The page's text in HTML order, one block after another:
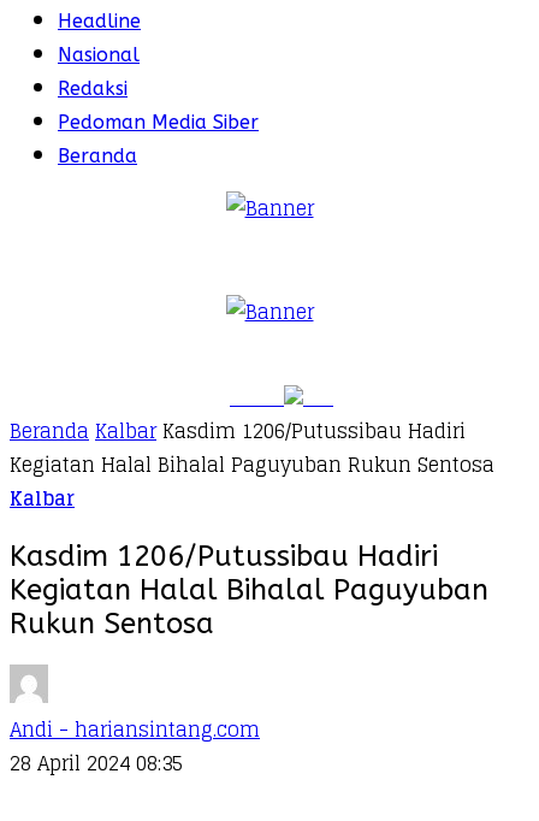
Headline
Nasional
Redaksi
Pedoman Media Siber
Beranda
BerandaKalbarKasdim 1206/Putussibau Hadiri
Kegiatan Halal Bihalal Paguyuban Rukun Sentosa
Kalbar
Kasdim 1206/Putussibau Hadiri
Kegiatan Halal Bihalal Paguyuban
Rukun Sentosa
Andi - hariansintang.com
28 April 2024 08:35